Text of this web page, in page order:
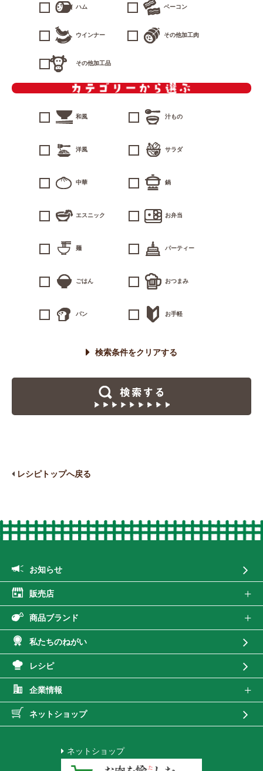
ハム ベーコン
ウインナー その他加工肉
その他加工品
和風
洋風
中華
エスニック
麺
ごはん
パン
汁もの
サラダ
鍋
お弁当
パーティー
おつまみ
お手軽
検索条件をクリアする
レシピトップへ戻る
お知らせ
販売店
商品ブランド
私たちのねがい
レシピ
企業情報
ネットショップ
ネットショップ